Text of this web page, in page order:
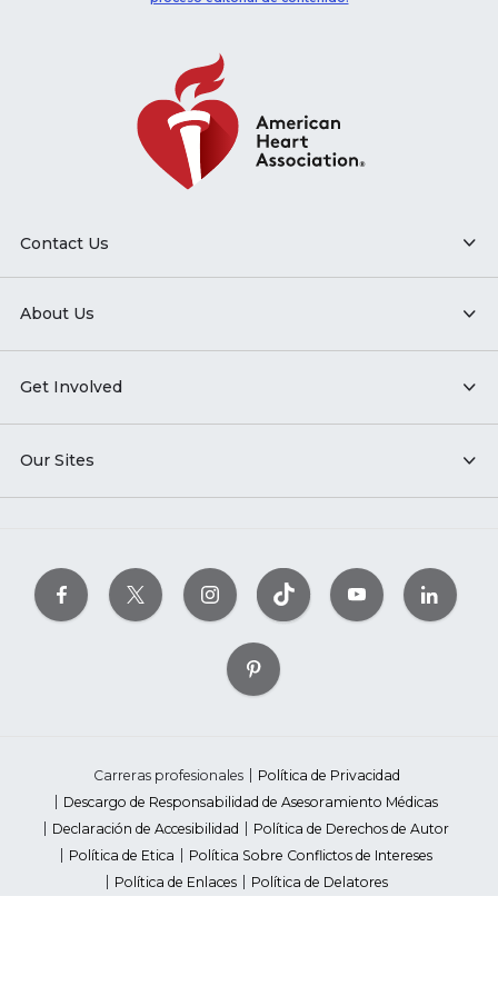
Contact Us
About Us
Get Involved
Our Sites
Carreras profesionales
Política de Privacidad
Descargo de Responsabilidad de Asesoramiento Médicas
Declaración de Accesibilidad
Política de Derechos de Autor
Política de Etica
Política Sobre Conflictos de Intereses
Política de Enlaces
Política de Delatores